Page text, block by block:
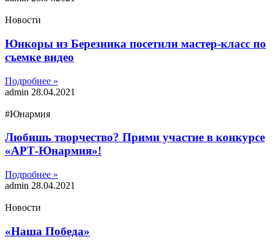
Новости
Юнкоры из Березника посетили мастер-класс по
съемке видео
Подробнее »
admin 28.04.2021
#Юнармия
Любишь творчество? Прими участие в конкурсе
«АРТ-Юнармия»!
Подробнее »
admin 28.04.2021
Новости
«Наша Победа»